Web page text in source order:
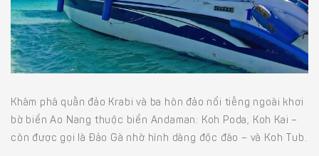
Khám phá quần đảo Krabi và ba hòn đảo nổi tiếng ngoài khơi
bờ biển Ao Nang thuộc biển Andaman: Koh Poda, Koh Kai –
còn được gọi là Đảo Gà nhờ hình dáng độc đáo – và Koh Tub.